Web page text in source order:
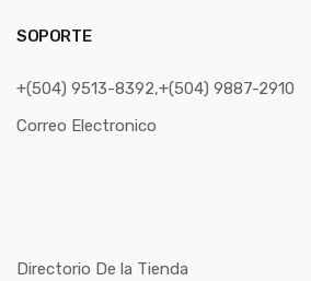
SOPORTE
+(504) 9513-8392,+(504) 9887-2910
Correo Electronico
Directorio De la Tienda